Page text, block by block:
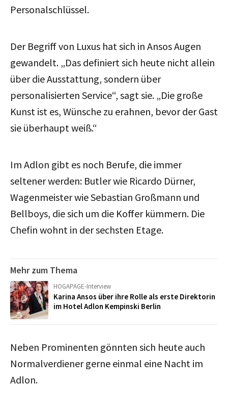
Personalschlüssel.
Der Begriff von Luxus hat sich in Ansos Augen
gewandelt. „Das definiert sich heute nicht allein
über die Ausstattung, sondern über
personalisierten Service“, sagt sie. „Die große
Kunst ist es, Wünsche zu erahnen, bevor der Gast
sie überhaupt weiß.“
Im Adlon gibt es noch Berufe, die immer
seltener werden: Butler wie Ricardo Dürner,
Wagenmeister wie Sebastian Großmann und
Bellboys, die sich um die Koffer kümmern. Die
Chefin wohnt in der sechsten Etage.
Mehr zum Thema
HOGAPAGE-Interview
Karina Ansos über ihre Rolle als erste Direktorin
im Hotel Adlon Kempinski Berlin
Neben Prominenten gönnten sich heute auch
Normalverdiener gerne einmal eine Nacht im
Adlon.